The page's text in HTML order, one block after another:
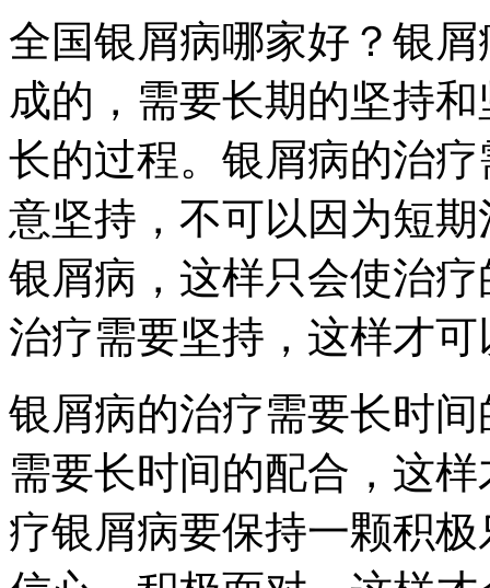
全国银屑病哪家好？银
成的，需要长期的坚持
长的过程。银屑病的治
意坚持，不可以因为短
银屑病，这样只会使治
治疗需要坚持，这样才
银屑病的治疗需要长时
需要长时间的配合，这
疗银屑病要保持一颗积